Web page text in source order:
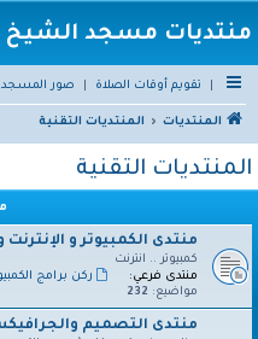
منتديات مسجد الشيخ
تقويم أوقات الصلاة صور المسجد
المنتديات المنتديات التقنية
المنتديات التقنية
منتدى الكمبيوتر و
كمبيوتر .. انترنت
منتدى فرعي:
ركن برامج
مواضيع: 232
منتدى التصميم